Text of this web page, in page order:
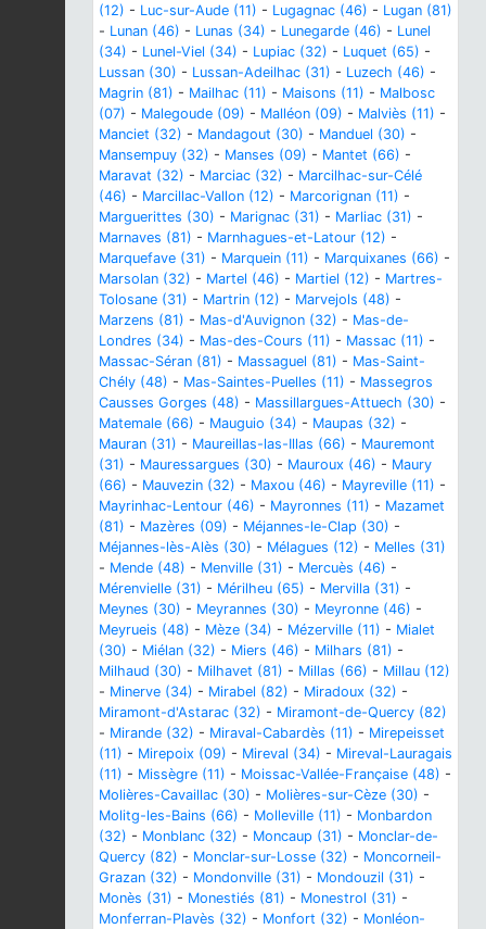
(12) - Luc-sur-Aude (11) - Lugagnac (46) - Lugan (81)
- Lunan (46) - Lunas (34) - Lunegarde (46) - Lunel
(34) - Lunel-Viel (34) - Lupiac (32) - Luquet (65) -
Lussan (30) - Lussan-Adeilhac (31) - Luzech (46) -
Magrin (81) - Mailhac (11) - Maisons (11) - Malbosc
(07) - Malegoude (09) - Malléon (09) - Malviès (11) -
Manciet (32) - Mandagout (30) - Manduel (30) -
Mansempuy (32) - Manses (09) - Mantet (66) -
Maravat (32) - Marciac (32) - Marcilhac-sur-Célé
(46) - Marcillac-Vallon (12) - Marcorignan (11) -
Marguerittes (30) - Marignac (31) - Marliac (31) -
Marnaves (81) - Marnhagues-et-Latour (12) -
Marquefave (31) - Marquein (11) - Marquixanes (66) -
Marsolan (32) - Martel (46) - Martiel (12) - Martres-
Tolosane (31) - Martrin (12) - Marvejols (48) -
Marzens (81) - Mas-d'Auvignon (32) - Mas-de-
Londres (34) - Mas-des-Cours (11) - Massac (11) -
Massac-Séran (81) - Massaguel (81) - Mas-Saint-
Chély (48) - Mas-Saintes-Puelles (11) - Massegros
Causses Gorges (48) - Massillargues-Attuech (30) -
Matemale (66) - Mauguio (34) - Maupas (32) -
Mauran (31) - Maureillas-las-Illas (66) - Mauremont
(31) - Mauressargues (30) - Mauroux (46) - Maury
(66) - Mauvezin (32) - Maxou (46) - Mayreville (11) -
Mayrinhac-Lentour (46) - Mayronnes (11) - Mazamet
(81) - Mazères (09) - Méjannes-le-Clap (30) -
Méjannes-lès-Alès (30) - Mélagues (12) - Melles (31)
- Mende (48) - Menville (31) - Mercuès (46) -
Mérenvielle (31) - Mérilheu (65) - Mervilla (31) -
Meynes (30) - Meyrannes (30) - Meyronne (46) -
Meyrueis (48) - Mèze (34) - Mézerville (11) - Mialet
(30) - Miélan (32) - Miers (46) - Milhars (81) -
Milhaud (30) - Milhavet (81) - Millas (66) - Millau (12)
- Minerve (34) - Mirabel (82) - Miradoux (32) -
Miramont-d'Astarac (32) - Miramont-de-Quercy (82)
- Mirande (32) - Miraval-Cabardès (11) - Mirepeisset
(11) - Mirepoix (09) - Mireval (34) - Mireval-Lauragais
(11) - Missègre (11) - Moissac-Vallée-Française (48) -
Molières-Cavaillac (30) - Molières-sur-Cèze (30) -
Molitg-les-Bains (66) - Molleville (11) - Monbardon
(32) - Monblanc (32) - Moncaup (31) - Monclar-de-
Quercy (82) - Monclar-sur-Losse (32) - Moncorneil-
Grazan (32) - Mondonville (31) - Mondouzil (31) -
Monès (31) - Monestiés (81) - Monestrol (31) -
Monferran-Plavès (32) - Monfort (32) - Monléon-